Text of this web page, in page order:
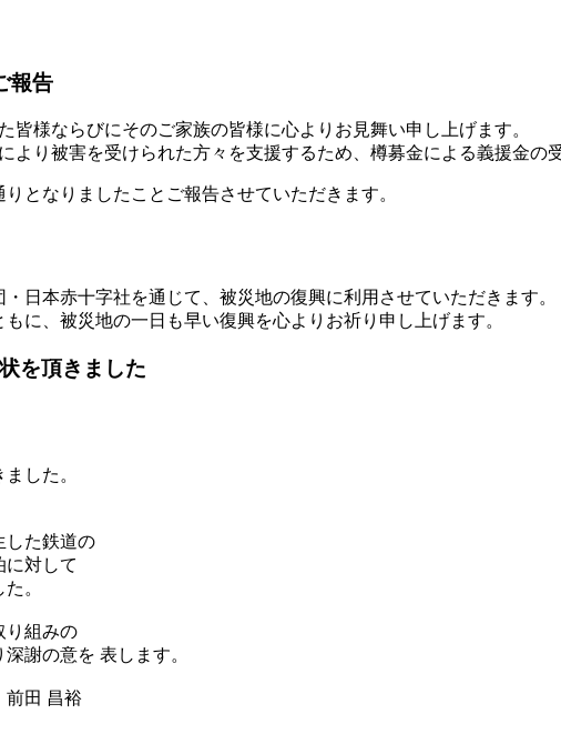
報告
皆様ならびにそのご家族の皆様に心よりお見舞い申し上げます。
より被害を受けられた方々を支援するため、樽募金による義援金の
となりましたことご報告させていただきます。
日本赤十字社を通じて、被災地の復興に利用させていただきます。
に、被災地の一日も早い復興を心よりお祈り申し上げます。
を頂きました
した。
した鉄道の
に対して
。
り組みの
謝の意を 表します。
田 昌裕